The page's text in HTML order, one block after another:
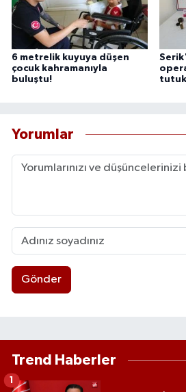
6 metrelik kuyuya düşen
çocuk kahramanıyla
buluştu!
Yorumlar
Gönder
Trend Haberler
1